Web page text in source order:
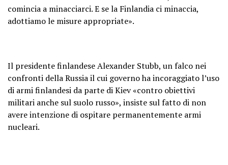
comincia a minacciarci. E se la Finlandia ci minaccia,
adottiamo le misure appropriate».
Il presidente finlandese Alexander Stubb, un falco nei
confronti della Russia il cui governo ha incoraggiato l’uso
di armi finlandesi da parte di Kiev «contro obiettivi
militari anche sul suolo russo», insiste sul fatto di non
avere intenzione di ospitare permanentemente armi
nucleari.